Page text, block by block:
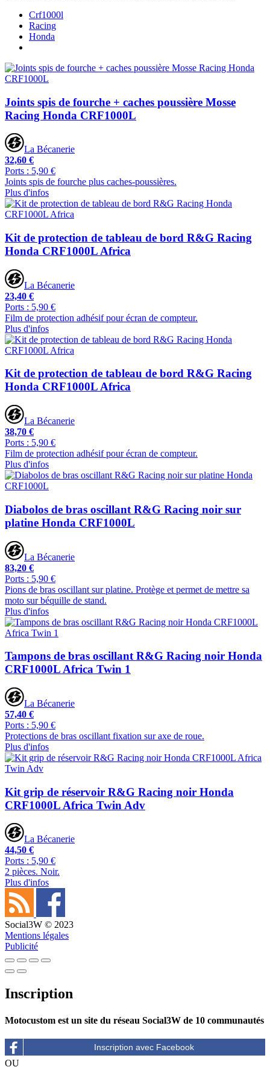
Crf1000l
Racing
Honda
Joints spis de fourche + caches poussière Mosse
Racing Honda CRF1000L
La Bécanerie
32,60 €
Ports : 5,90 €
Joints spis de fourche plus caches-poussières.
Plus d'infos
Kit de protection de tableau de bord R&G Racing
Honda CRF1000L Africa
La Bécanerie
23,40 €
Ports : 5,90 €
Film de protection adhésif pour écran de compteur.
Plus d'infos
Kit de protection de tableau de bord R&G Racing
Honda CRF1000L Africa
La Bécanerie
38,70 €
Ports : 5,90 €
Film de protection adhésif pour écran de compteur.
Plus d'infos
Diabolos de bras oscillant R&G Racing noir sur
platine Honda CRF1000L
La Bécanerie
83,20 €
Ports : 5,90 €
Pions de bras oscillant sur platine. Protège et permet de mettre sa
moto sur béquille de stand.
Plus d'infos
Tampons de bras oscillant R&G Racing noir Honda
CRF1000L Africa Twin 1
La Bécanerie
57,40 €
Ports : 5,90 €
Protections de bras oscillant fixation sur axe de roue.
Plus d'infos
Kit grip de réservoir R&G Racing noir Honda
CRF1000L Africa Twin Adv
La Bécanerie
44,50 €
Ports : 5,90 €
2 pièces. Noir.
Plus d'infos
Social3W © 2023
Mentions légales
Publicité
Inscription
Motocustom est un site du réseau Social3W de 10 communautés
OU